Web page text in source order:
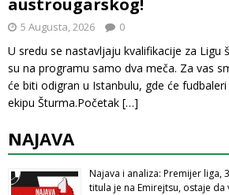
5 Augusta, 2026 0
U sredu se nastavljaju kvalifikacije za Ligu
su na programu samo dva meča. Za vas
će biti odigran u Istanbulu, gde će
ekipu Šturma.Početak […]
NAJAVA
Najava i analiza: Premijer liga,
titula je na Emirejtsu, ostaje